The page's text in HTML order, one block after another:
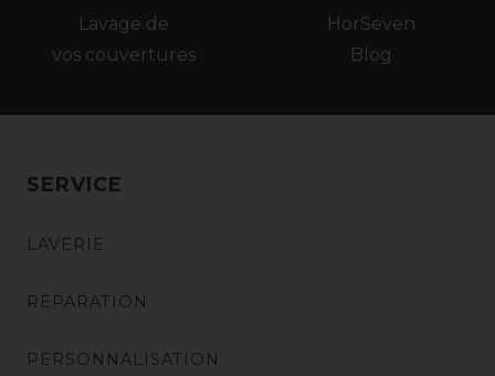
Lavage de
vos couvertures
HorSeven
Blog
SERVICE
LAVERIE
RÉPARATION
PERSONNALISATION